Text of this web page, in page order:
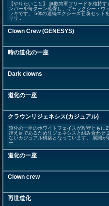
【やりたいこと】 無敗将軍フリードを維持
ンパーを毎ターン確保し、ギャラクシー・ウ
ッキです。 5体の連続エクシーズ召喚セット
リリ...
Clown Crew (GENESYS)
時の道化の一座
Dark clowns
道化の一座
クラウンリジェネシス(カジュアル)
道化の一座のホワイトフェイスが攻守ともに
控え目であるためリジェネシスと組み合わせ
ないカジュアル構築となっています。 展開が
ー...
道化の一座
Clown crew
再世道化